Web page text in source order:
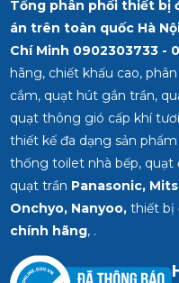
Tổng phân phối thiết bị
án trên toàn quốc Hà
Chí Minh 0902303733 -
hãng, chiết khấu cao,
cắm, quạt hút gắn trần,
quạt thông gió cấp khí
thiết kế đa dạng sản
thống toilet nhà bếp, quạt
quạt trần Panasonic,
Onchyo, Nanyoo,thiết bị
chính hãng, .